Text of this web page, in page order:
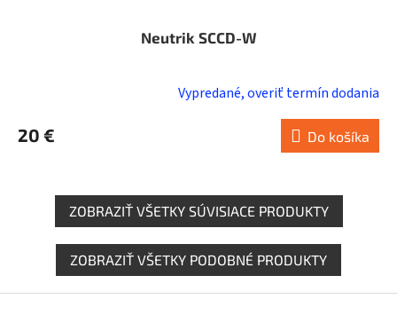
Neutrik SCCD-W
Vypredané, overiť termín dodania
20 € Do košíka
ZOBRAZIŤ VŠETKY SÚVISIACE PRODUKTY
ZOBRAZIŤ VŠETKY PODOBNÉ PRODUKTY